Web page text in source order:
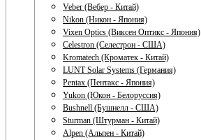
Veber (Вебер - Китай)
Nikon (Никон - Япония)
Vixen Optics (Виксен Оптикс - Япония)
Celestron (Селестрон - США)
Kromatech (Кроматек - Китай)
LUNT Solar Systems (Германия)
Pentax (Пентакс - Япония)
Yukon (Юкон - Белоруссия)
Bushnell (Бушнелл - США)
Sturman (Штурман - Китай)
Alpen (Альпен - Китай)